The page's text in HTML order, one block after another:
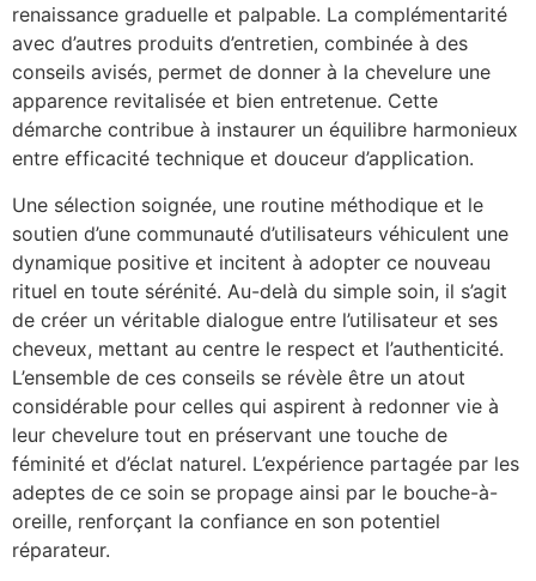
renaissance graduelle et palpable. La complémentarité
avec d’autres produits d’entretien, combinée à des
conseils avisés, permet de donner à la chevelure une
apparence revitalisée et bien entretenue. Cette
démarche contribue à instaurer un équilibre harmonieux
entre efficacité technique et douceur d’application.
Une sélection soignée, une routine méthodique et le
soutien d’une communauté d’utilisateurs véhiculent une
dynamique positive et incitent à adopter ce nouveau
rituel en toute sérénité. Au-delà du simple soin, il s’agit
de créer un véritable dialogue entre l’utilisateur et ses
cheveux, mettant au centre le respect et l’authenticité.
L’ensemble de ces conseils se révèle être un atout
considérable pour celles qui aspirent à redonner vie à
leur chevelure tout en préservant une touche de
féminité et d’éclat naturel. L’expérience partagée par les
adeptes de ce soin se propage ainsi par le bouche-à-
oreille, renforçant la confiance en son potentiel
réparateur.